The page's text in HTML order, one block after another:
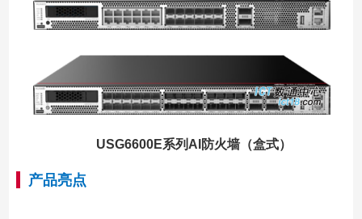
USG6600E系列AI防火墙（盒式）
产品亮点